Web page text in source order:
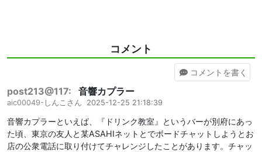
コメント
コメント を書く
post213@117: 音響カプラー
aic00049- しんこさん 2025-12-25 21:18:39
音響カプラーといえば、『ドリンク教室』というバーが別府にあっ
た頃、東京の友人と某ASAHIネットとでボードチャットしようとお
店の公衆電話に取り付けてチャレンジしたことがあります。チャッ